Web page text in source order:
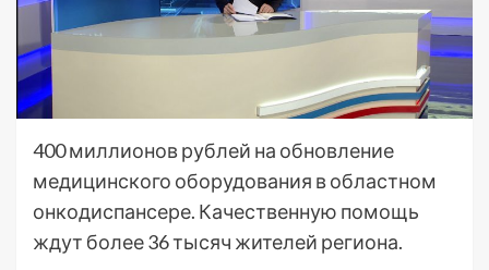
400 миллионов рублей на обновление
медицинского оборудования в областном
онкодиспансере. Качественную помощь
ждут более 36 тысяч жителей региона.